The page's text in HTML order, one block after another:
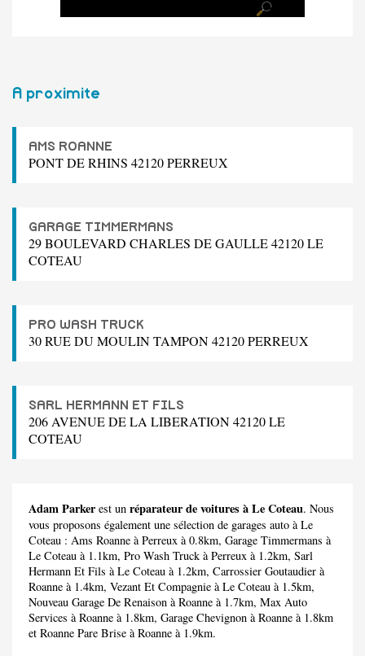
A proximite
AMS ROANNE
PONT DE RHINS 42120 PERREUX
GARAGE TIMMERMANS
29 BOULEVARD CHARLES DE GAULLE 42120 LE
COTEAU
PRO WASH TRUCK
30 RUE DU MOULIN TAMPON 42120 PERREUX
SARL HERMANN ET FILS
206 AVENUE DE LA LIBERATION 42120 LE
COTEAU
Adam Parkerest un réparateur de voitures à Le Coteau. Nous
vous proposons également une sélection de garages auto à Le
Coteau : Ams Roanne à Perreux à 0.8km, Garage Timmermans à
Le Coteau à 1.1km, Pro Wash Truck à Perreux à 1.2km, Sarl
Hermann Et Fils à Le Coteau à 1.2km, Carrossier Goutaudier à
Roanne à 1.4km, Vezant Et Compagnie à Le Coteau à 1.5km,
Nouveau Garage De Renaison à Roanne à 1.7km, Max Auto
Services à Roanne à 1.8km, Garage Chevignon à Roanne à 1.8km
et Roanne Pare Brise à Roanne à 1.9km.